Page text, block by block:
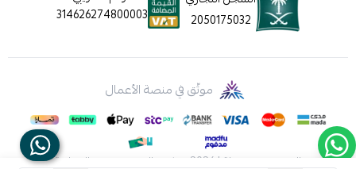
2050175032
314626274800003
موثّق في منصة الأعمال
الحقوق محفوظة | 2026 شركه عالم جيفينشي التجارية